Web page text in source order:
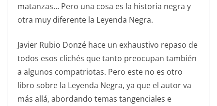
matanzas… Pero una cosa es la historia negra y
otra muy diferente la Leyenda Negra.
Javier Rubio Donzé hace un exhaustivo repaso de
todos esos clichés que tanto preocupan también
a algunos compatriotas. Pero este no es otro
libro sobre la Leyenda Negra, ya que el autor va
más allá, abordando temas tangenciales e